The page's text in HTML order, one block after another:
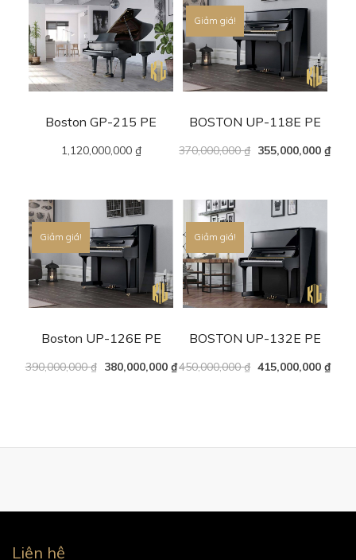
Boston GP-215 PE
1,120,000,000 ₫
Giảm giá!
BOSTON UP-118E PE
370,000,000₫ 355,000,000₫
Giảm giá!
Boston UP-126E PE
390,000,000₫ 380,000,000 ₫
Giảm giá!
BOSTON UP-132E PE
450,000,000₫ 415,000,000₫
Liên hệ